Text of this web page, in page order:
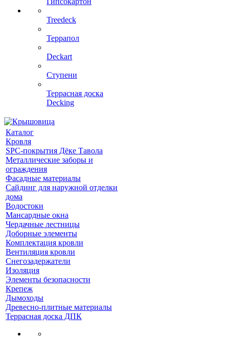
Treedeck
Террапол
Deckart
Ступени
Террасная доска
Decking
Каталог
Кровля
SPC-покрытия Дёке Тавола
Металлические заборы и
ограждения
Фасадные материалы
Сайдинг для наружной отделки
дома
Водостоки
Мансардные окна
Чердачные лестницы
Доборные элементы
Комплектация кровли
Вентиляция кровли
Снегозадержатели
Изоляция
Элементы безопасности
Крепеж
Дымоходы
Древесно-плитные материалы
Террасная доска ДПК